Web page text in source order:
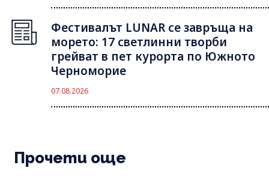
Фестивалът LUNAR се завръща на
морето: 17 светлинни творби
грейват в пет курорта по Южното
Черноморие
07.08.2026
Прочети още